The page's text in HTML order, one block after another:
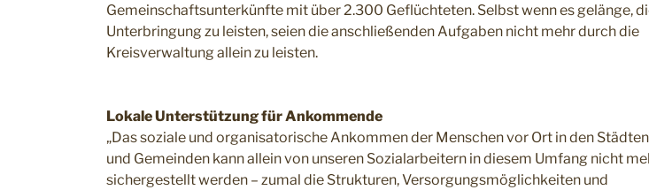
Gemeinschaftsunterkünfte mit über 2.300 Geflüchteten. Selbst wenn es gelänge,
Unterbringung zu leisten, seien die anschließenden Aufgaben nicht mehr durch die
Kreisverwaltung allein zu leisten.
Lokale Unterstützung für Ankommende
„Das soziale und organisatorische Ankommen der Menschen vor Ort in den Städten
und Gemeinden kann allein von unseren Sozialarbeitern in diesem Umfang nicht
sichergestellt werden – zumal die Strukturen, Versorgungsmöglichkeiten und